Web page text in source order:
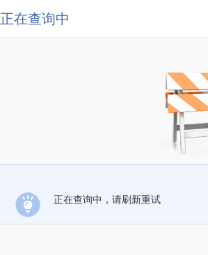
正在查询中
正在查询中，请刷新重试